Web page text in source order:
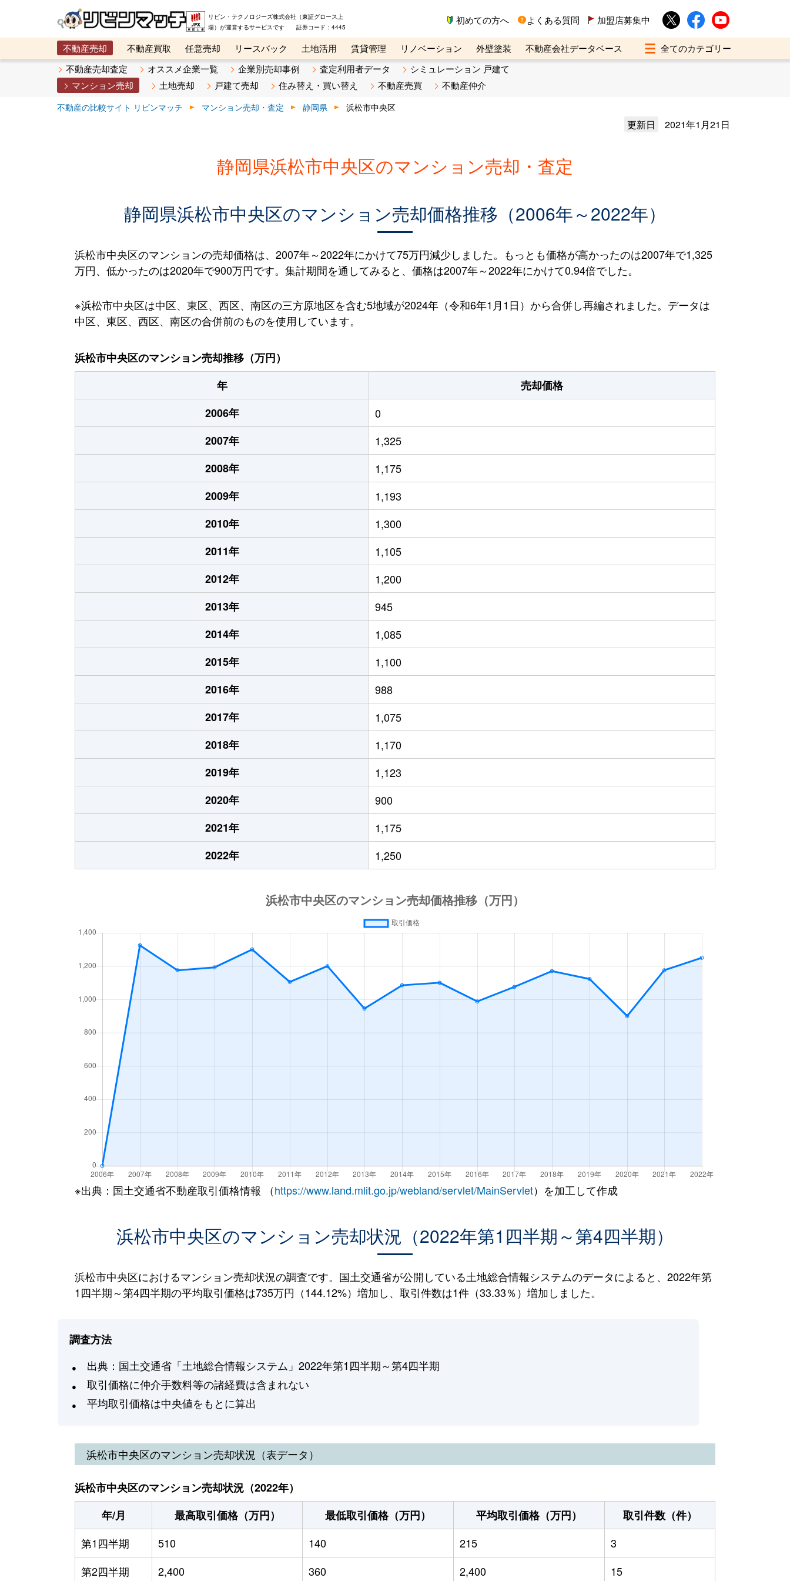
リビン・テクノロジーズ株式会社（東証グロース上
場）が運営するサービスです 証券コード：4445
初めての方へ よくある質問 加盟店募集中
不動産売却 不動産買取 任意売却 リースバック 土地活用 賃貸管理 リノベーション 外壁塗装
不動産会社データベース
メタ住宅展示場
ベスト不動産カンパニー オンライン講座 リビンマガジンBiz 不動産売却ご相談デスク
不動産売却査定 オススメ企業一覧 企業別売却事例 査定利用者データ
シミュレーション 戸建て
マンション売却
土地売却 戸建て売却 住み替え・買い替え 不動産売買 不動産仲介
不動産の比較サイト リビンマッチ マンション売却・査定 静岡県 浜松市中央区
更新日 2021年1月21日
静岡県浜松市中央区のマンション売却・査定
静岡県浜松市中央区のマンション売却価格推移（2006年～2022年）
浜松市中央区のマンションの売却価格は、2007年～2022年にかけて75万円減少しました。もっとも価格が高かったのは2007年で1,325
万円、低かったのは2020年で900万円です。集計期間を通してみると、価格は2007年～2022年にかけて0.94倍でした。
※浜松市中央区は中区、東区、西区、南区の三方原地区を含む5地域が2024年（令和6年1月1日）から合併し再編されました。データは
中区、東区、西区、南区の合併前のものを使用しています。
浜松市中央区のマンション売却推移（万円）
年
売却価格
2006年
0
2007年
1,325
2008年
1,175
2009年
1,193
2010年
1,300
2011年
1,105
2012年
1,200
2013年
945
2014年
1,085
2015年
1,100
2016年
988
2017年
1,075
2018年
1,170
2019年
1,123
2020年
900
2021年
1,175
2022年
1,250
※出典：国土交通省不動産取引価格情報 （https://www.land.mlit.go.jp/webland/servlet/MainServlet）を加工して作成
浜松市中央区のマンション売却状況（2022年第1四半期～第4四半期）
浜松市中央区におけるマンション売却状況の調査です。国土交通省が公開している土地総合情報システムのデータによると、2022年第
1四半期～第4四半期の平均取引価格は735万円（144.12%）増加し、取引件数は1件（33.33％）増加しました。
調査方法
出典：国土交通省「土地総合情報システム」2022年第1四半期～第4四半期
取引価格に仲介手数料等の諸経費は含まれない
平均取引価格は中央値をもとに算出
浜松市中央区のマンション売却状況（表データ）
浜松市中央区のマンション売却状況（2022年）
年/月
最高取引価格（万円） 最低取引価格（万円） 平均取引価格（万円）
取引件数（件）
第1四半期
510 140 215
3
第2四半期
2,400 360 2,400 15